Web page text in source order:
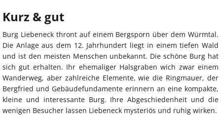
Kurz & gut
Burg Liebeneck thront auf einem Bergsporn über dem Würmtal.
Die Anlage aus dem 12. Jahrhundert liegt in einem tiefen Wald
und ist den meisten Menschen unbekannt. Die schöne Burg hat
sich gut erhalten. Ihr ehemaliger Halsgraben wich zwar einem
Wanderweg, aber zahlreiche Elemente, wie die Ringmauer, der
Bergfried und Gebäudefundamente erinnern an eine kompakte,
kleine und interessante Burg. Ihre Abgeschiedenheit und die
wenigen Besucher lassen Liebeneck mysteriös und ruhig wirken.